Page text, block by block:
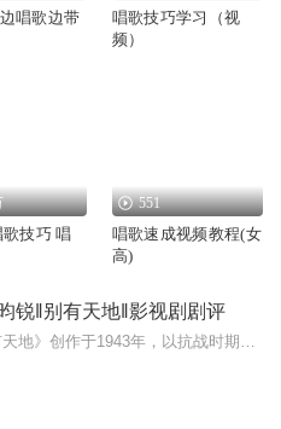
唱歌边带
唱歌技巧学习（视
频）
技巧 唱
551
唱歌速成视频教程(女
高)
锐‖别有天地‖影视剧剧评